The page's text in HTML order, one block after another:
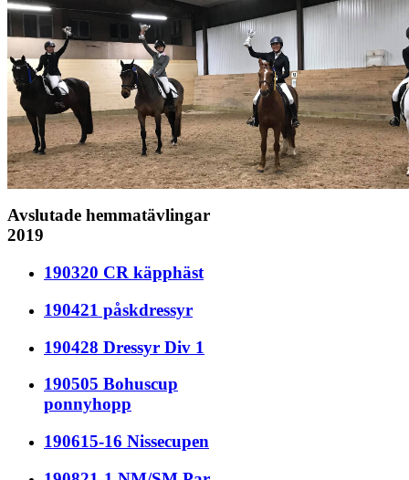
Avslutade hemmatävlingar
2019
190320 CR käpphäst
190421 påskdressyr
190428 Dressyr Div 1
190505 Bohuscup
ponnyhopp
190615-16 Nissecupen